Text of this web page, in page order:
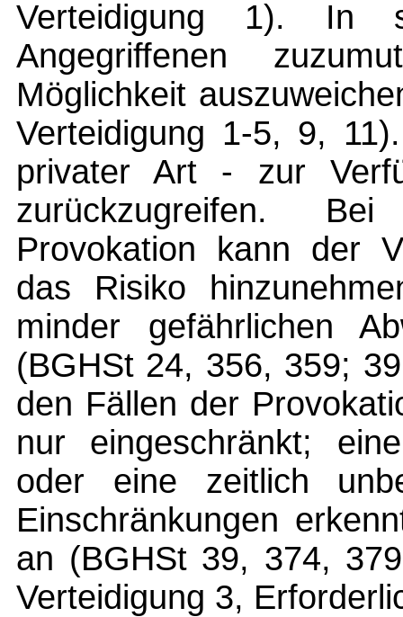
Verteidigung 1). In
Angegriffenen
Möglichkeit
Verteidigung 1-5, 9,
privater Art - zur
zurückzugreifen.
Provokation kann der
das Risiko
minder gefährlichen
(BGHSt 24, 356, 359;
den Fällen der
nur eingeschränkt;
oder eine zeitlich
Einschränkungen
an (BGHSt 39, 374,
Verteidigung 3,